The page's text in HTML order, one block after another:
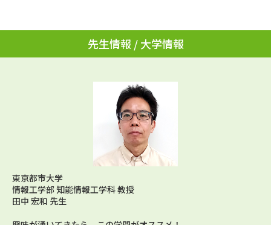
Ｑ＆Ａ よくあるご質問 大学進学IDについて
受付内容・発送状況の確認
個人情報取扱規定
テレメール進学カタログ
訂正のご案内
先生情報 / 大学情報
東京都市大学
情報工学部 知能情報工学科 教授
田中 宏和 先生